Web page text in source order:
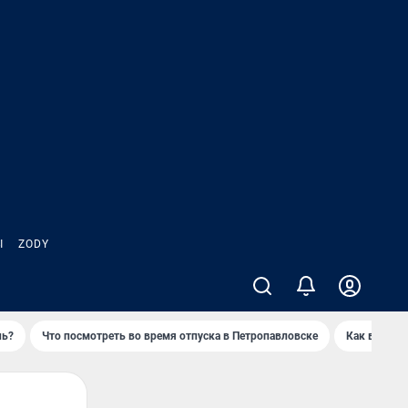
ZODY
Что посмотреть во время отпуска в Петропавловске Как